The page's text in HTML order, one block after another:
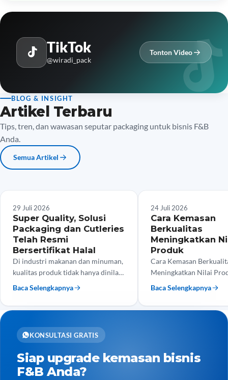
TikTok
@wiradi_pack
Tonton Video
BLOG & INSIGHT
Artikel Terbaru
Tips, tren, dan wawasan seputar packaging untuk bisnis F&B
Anda.
Semua Artikel
Tips Bisnis
29 Juli 2026
Super Quality, Solusi
Packaging dan Cutleries
Telah Resmi
Bersertifikat Halal
Di industri makanan dan minuman,
kualitas produk tidak hanya dinilai
dari rasa, tetapi juga dari keamanan
digunakan. Kini, Super…
Baca Selengkapnya
Tips Bisnis
24 Juli 2026
Cara Kemasan
Berkualitas
Meningkatkan
Produk
Cara Kemasan
Meningkatkan Nilai
tengah persaingan
kualitas produk saja
Baca Selengkapnya
KONSULTASI GRATIS
Siap upgrade kemasan bisnis
F&B Anda?